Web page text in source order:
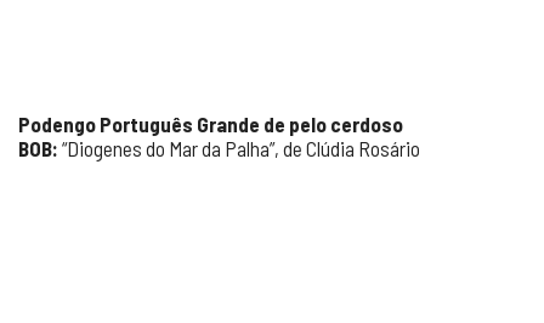
Podengo Português Grande de pelo cerdoso
BOB: “Diogenes do Mar da Palha”, de Clúdia Rosário